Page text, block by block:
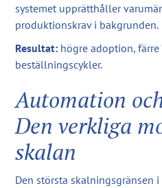
systemet upprätthåller
produktionskrav i bakgrunden.
Resultat: högre adoption, färre
beställningscykler.
Automation
Den verkliga
skalan
Den största skalningsgränsen